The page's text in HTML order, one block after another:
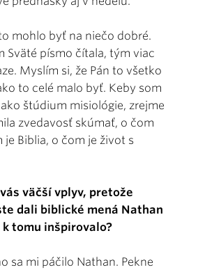
mohlo byť na niečo dobré.
Sväté písmo čítala, tým viac
Myslím si, že Pán to všetko
to celé malo byť. Keby som
štúdium misiológie, zrejme
zvedavosť skúmať, o čom
je Biblia, o čom je život s
väčší vplyv, pretože
dali biblické mená Nathan
k tomu inšpirovalo?
sa mi páčilo Nathan. Pekne